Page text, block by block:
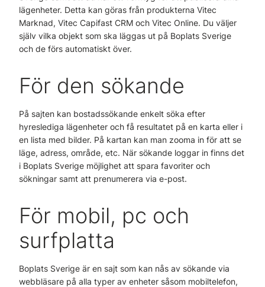
lägenheter. Detta kan göras från produkterna Vitec
Marknad, Vitec Capifast CRM och Vitec Online. Du väljer
själv vilka objekt som ska läggas ut på Boplats Sverige
och de förs automatiskt över.
För den sökande
På sajten kan bostadssökande enkelt söka efter
hyreslediga lägenheter och få resultatet på en karta eller i
en lista med bilder. På kartan kan man zooma in för att se
läge, adress, område, etc. När sökande loggar in finns det
i Boplats Sverige möjlighet att spara favoriter och
sökningar samt att prenumerera via e-post.
För mobil, pc och
surfplatta
Boplats Sverige är en sajt som kan nås av sökande via
webbläsare på alla typer av enheter såsom mobiltelefon,